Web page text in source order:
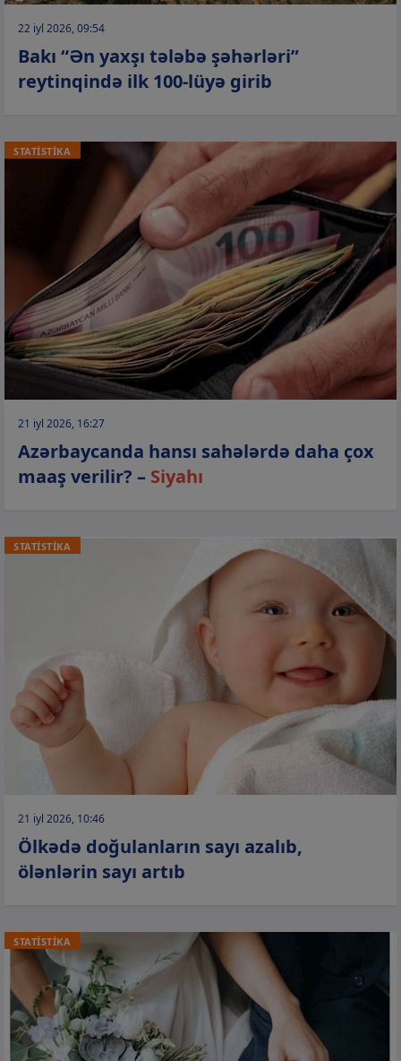
22 iyl 2026, 09:54
Bakı “Ən yaxşı tələbə şəhərləri”
reytinqində ilk 100-lüyə girib
STATİSTİKA
21 iyl 2026, 16:27
Azərbaycanda hansı sahələrdə daha çox
maaş verilir? – Siyahı
STATİSTİKA
21 iyl 2026, 10:46
Ölkədə doğulanların sayı azalıb,
ölənlərin sayı artıb
STATİSTİKA